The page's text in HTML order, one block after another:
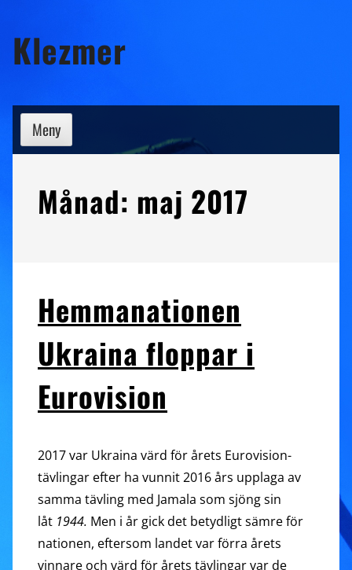
till
innehåll
Klezmer
Meny
Månad: maj 2017
Hemmanationen
Ukraina floppar i
Eurovision
2017 var Ukraina värd för årets Eurovision-
tävlingar efter ha vunnit 2016 års upplaga av
samma tävling med Jamala som sjöng sin
låt 1944. Men i år gick det betydligt sämre för
nationen, eftersom landet var förra årets
vinnare och värd för årets tävlingar var de